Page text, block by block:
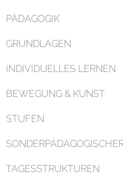
PÄDAGOGIK
GRUNDLAGEN
INDIVIDUELLES LERNEN
BEWEGUNG & KUNST
STUFEN
TAGESSTRUKTUREN